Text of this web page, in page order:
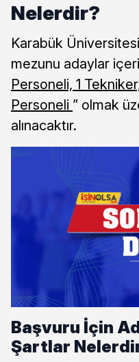
Nelerdir?
Karabük
mezunu adaylar
Personeli, 1
Personeli ” olmak
alınacaktır.
Başvuru İçin
Şartlar